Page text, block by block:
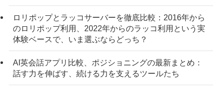
ロリポップとラッコサーバーを徹底比較：2016年から
のロリポップ利用、2022年からのラッコ利用という実
体験ベースで、いま選ぶならどっち？
AI英会話アプリ比較、ポジショニングの最新まとめ：
話す力を伸ばす、続ける力を支えるツールたち